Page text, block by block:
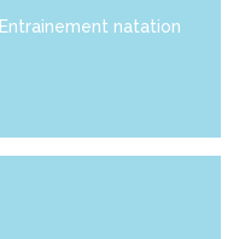
Entrainement natation